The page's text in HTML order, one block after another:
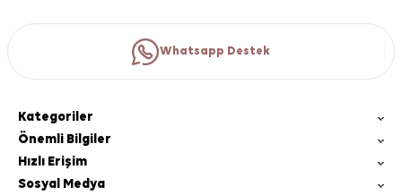
Whatsapp Destek
Kategoriler
Önemli Bilgiler
Hızlı Erişim
Sosyal Medya